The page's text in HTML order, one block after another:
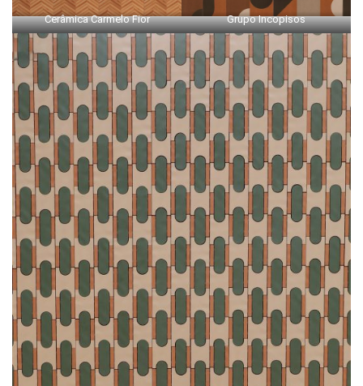
Cerâmica Carmelo Fior Grupo Incopisos